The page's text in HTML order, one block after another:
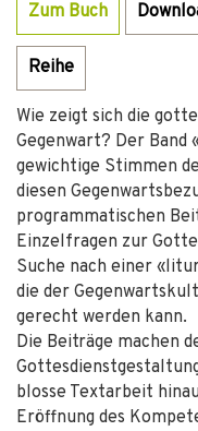
Zum Buch
Reihe
Wie zeigt sich die
Gegenwart? Der
gewichtige Stimmen
diesen
programmatischen
Einzelfragen zur
Suche nach einer
die der
gerecht werden kann.
Die Beiträge machen
blosse Textarbeit
Eröffnung des